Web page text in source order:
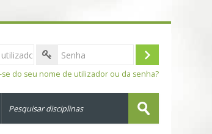
Entrar
se do seu nome de utilizador ou da senha?
disciplinas
Submeter